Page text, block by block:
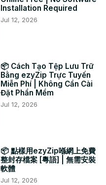
Installation Required
Jul 12, 2026
📦 Cách Tạo Tệp Lưu Trữ
Bằng ezyZip Trực Tuyến
Miễn Phí | Không Cần Cài
Đặt Phần Mềm
Jul 12, 2026
📦 點樣用ezyZip喺網上免費
整封存檔案 [粵語] | 無需安裝
軟體
Jul 12, 2026